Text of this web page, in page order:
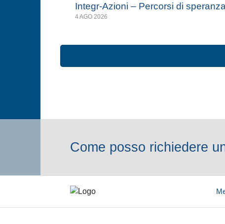
Integr-Azioni – Percorsi di speranza
4 AGO 2026
Come posso richiedere